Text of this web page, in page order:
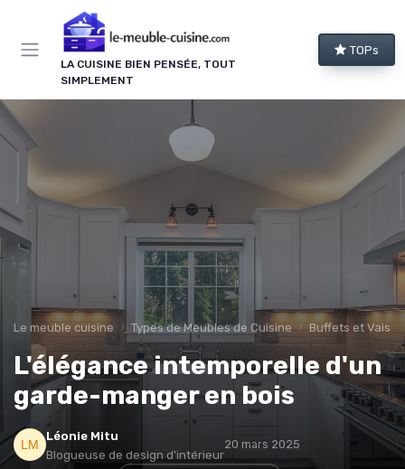
LA CUISINE BIEN PENSÉE, TOUT
SIMPLEMENT
TOPs
Le meuble cuisine Types de Meubles de Cuisine Buffets et
L'élégance intemporelle d'un
garde-manger en bois
Léonie Mitu
Blogueuse de design d'intérieur
20 mars 2025
Panneau de gestion des cookies